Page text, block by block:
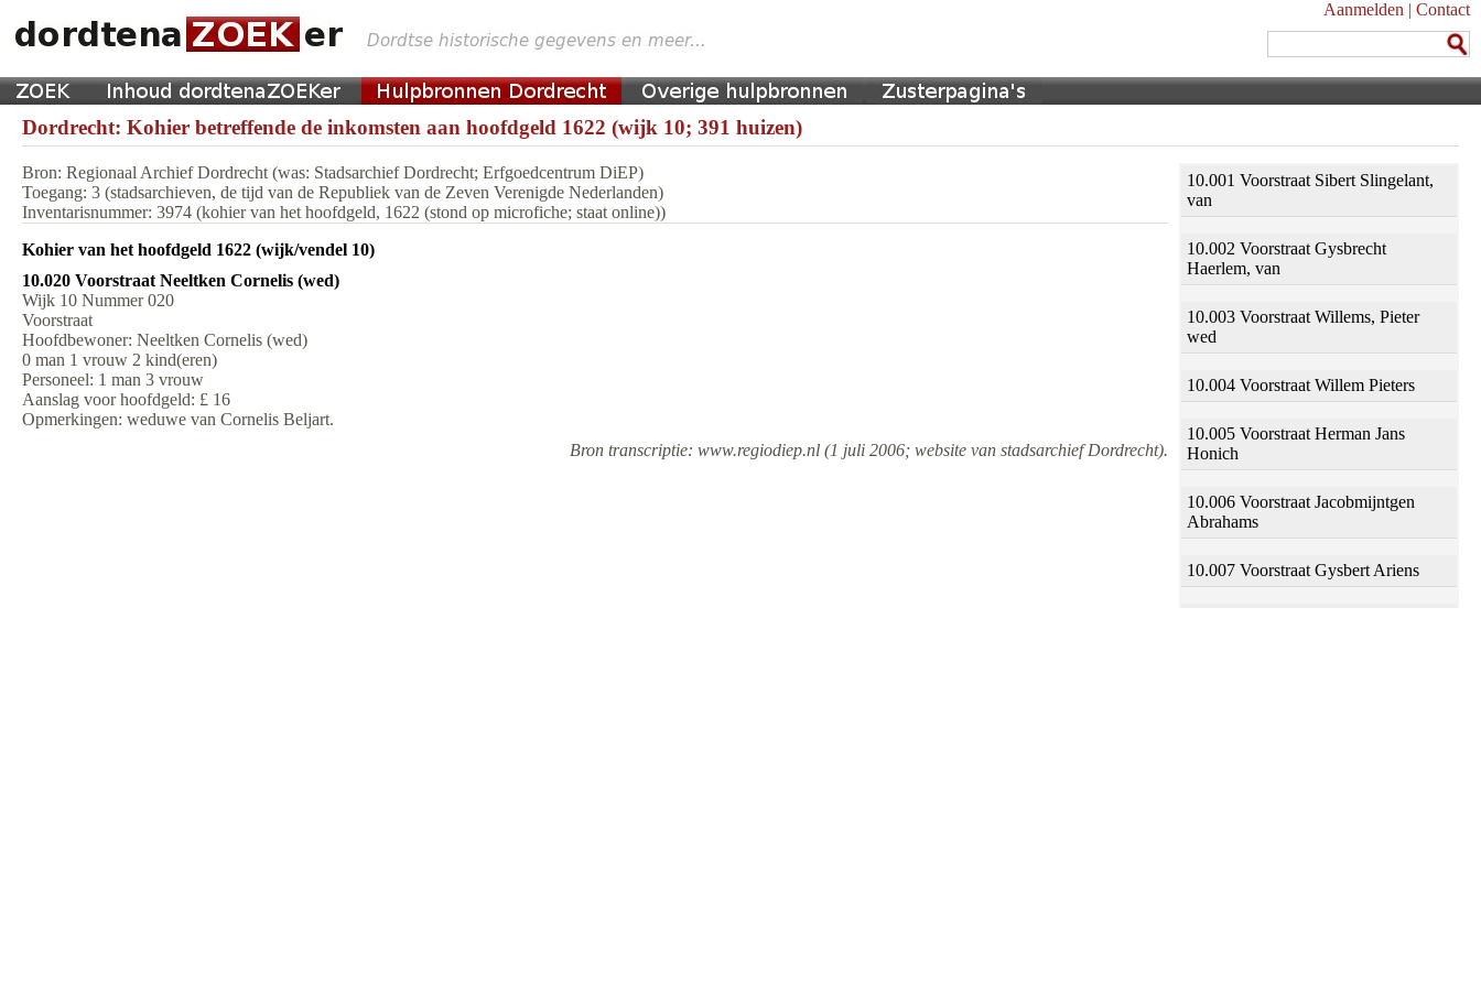
Aanmelden | Contact
Dordrecht: Kohier betreffende de inkomsten aan hoofdgeld 1622 (wijk 10; 391 huizen)
10.001 Voorstraat Sibert Slingelant,
van
10.002 Voorstraat Gysbrecht
Haerlem, van
10.003 Voorstraat Willems, Pieter
wed
10.004 Voorstraat Willem Pieters
10.005 Voorstraat Herman Jans
Honich
10.006 Voorstraat Jacobmijntgen
Abrahams
10.007 Voorstraat Gysbert Ariens
Bron: Regionaal Archief Dordrecht (was: Stadsarchief Dordrecht; Erfgoedcentrum DiEP)
Toegang: 3 (stadsarchieven, de tijd van de Republiek van de Zeven Verenigde Nederlanden)
Inventarisnummer: 3974 (kohier van het hoofdgeld, 1622 (stond op microfiche; staat online))
Kohier van het hoofdgeld 1622 (wijk/vendel 10)
10.020 Voorstraat Neeltken Cornelis (wed)
Wijk 10 Nummer 020
Voorstraat
Hoofdbewoner: Neeltken Cornelis (wed)
0 man 1 vrouw 2 kind(eren)
Personeel: 1 man 3 vrouw
Aanslag voor hoofdgeld: £ 16
Opmerkingen: weduwe van Cornelis Beljart.
Bron transcriptie: www.regiodiep.nl (1 juli 2006; website van stadsarchief Dordrecht).